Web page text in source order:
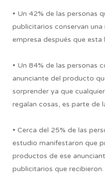
• Un 42% de las personas
publicitarios conservan
empresa después que esta
• Un 84% de las personas
anunciante del producto
sorprender ya que
regalan cosas, es parte de
• Cerca del 25% de las
estudio manifestaron que
productos de ese
publicitarios que recibieron.